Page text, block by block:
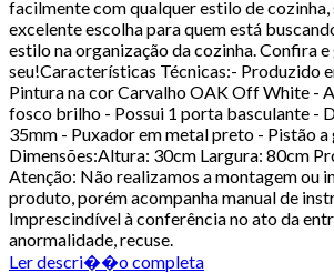
facilmente com qualquer estilo de cozinha,
excelente escolha para quem está
estilo na organização da cozinha. Confira
seu!Características Técnicas:- Produzido
Pintura na cor Carvalho OAK Off White -
fosco brilho - Possui 1 porta basculante -
35mm - Puxador em metal preto - Pistão a
Dimensões:Altura: 30cm Largura: 80cm
Atenção: Não realizamos a montagem ou
produto, porém acompanha manual de
Imprescindível à conferência no ato da
anormalidade, recuse.
Ler descri��o completa